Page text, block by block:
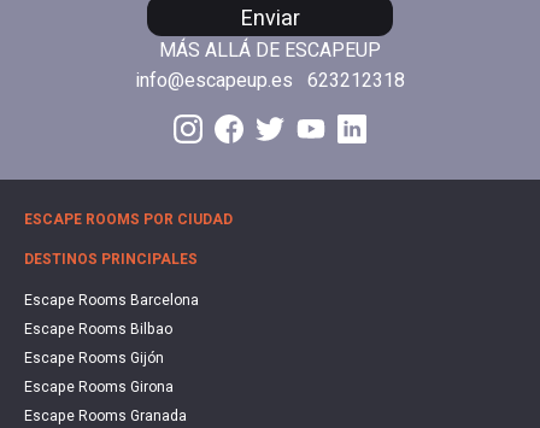
Enviar
MÁS ALLÁ DE ESCAPEUP
info@escapeup.es 623212318
ESCAPE ROOMS POR CIUDAD
DESTINOS PRINCIPALES
Escape Rooms Barcelona
Escape Rooms Bilbao
Escape Rooms Gijón
Escape Rooms Girona
Escape Rooms Granada